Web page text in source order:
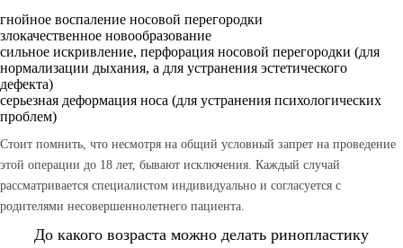
гнойное воспаление носовой перегородки
злокачественное новообразование
сильное искривление, перфорация носовой перегородки (для
нормализации дыхания, а для устранения эстетического
дефекта)
серьезная деформация носа (для устранения психологических
проблем)
Стоит помнить, что несмотря на общий условный запрет на проведение
этой операции до 18 лет, бывают исключения. Каждый случай
рассматривается специалистом индивидуально и согласуется с
родителями несовершеннолетнего пациента.
До какого возраста можно делать ринопластику